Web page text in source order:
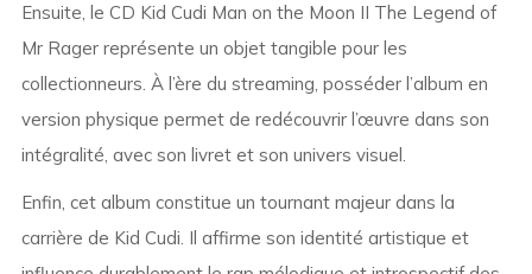
Ensuite, le CD Kid Cudi Man on the Moon II The Legend of
Mr Rager représente un objet tangible pour les
collectionneurs. À l’ère du streaming, posséder l’album en
version physique permet de redécouvrir l’œuvre dans son
intégralité, avec son livret et son univers visuel.
Enfin, cet album constitue un tournant majeur dans la
carrière de Kid Cudi. Il affirme son identité artistique et